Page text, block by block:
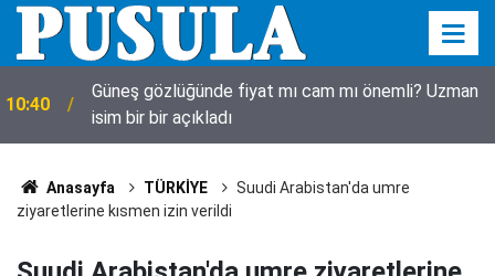
10:40
Güneş gözlüğünde fiyat mı cam mı önemli? Uzman
isim bir bir açıkladı
Anasayfa TÜRKİYE
Suudi Arabistan'da umre
ziyaretlerine kısmen izin verildi